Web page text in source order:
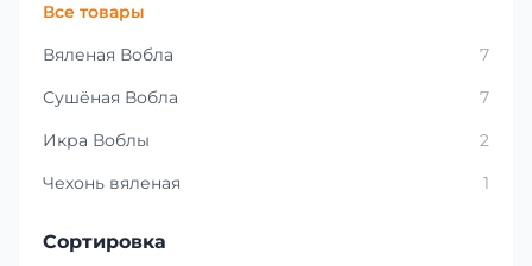
Все товары
Вяленая Вобла
7
Сушёная Вобла
7
Икра Воблы
2
Чехонь вяленая
1
Сортировка